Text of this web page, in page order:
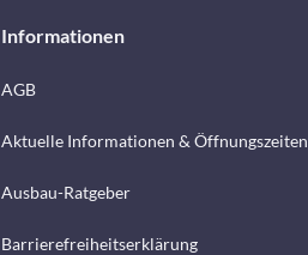
Informationen
AGB
Aktuelle Informationen & Öffnungszeiten
Ausbau-Ratgeber
Barrierefreiheitserklärung